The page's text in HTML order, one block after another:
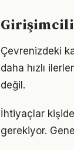
Çevrenizdeki
daha hızlı
değil.
İhtiyaçlar
gerekiyor.